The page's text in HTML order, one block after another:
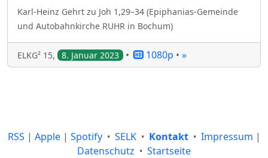
Karl-Heinz Gehrt zu Joh 1,29–34 (Epiphanias-Gemeinde
und Autobahnkirche RUHR in Bochum)
ELKG² 15, 8. Januar 2023 • 1080p • »
RSS | Apple| Spotify • SELK • Kontakt • Impressum |
Datenschutz • Startseite